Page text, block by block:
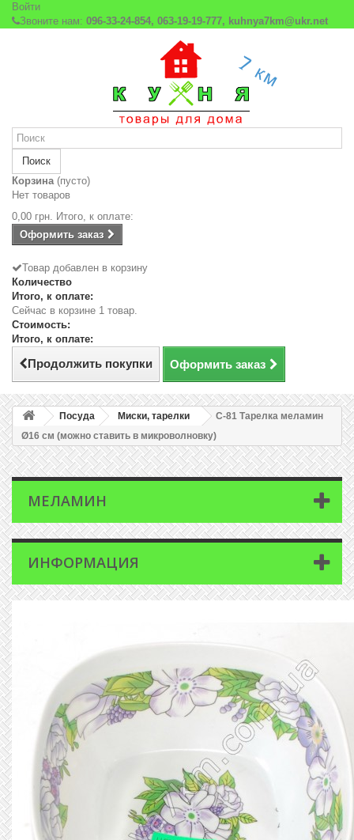
Войти
Звоните нам: 096-33-24-854, 063-19-19-777, kuhnya7km@ukr.net
Поиск
Корзина (пусто)
Нет товаров
0,00 грн. Итого, к оплате:
Оформить заказ
Товар добавлен в корзину
Количество
Итого, к оплате:
Сейчас в корзине 1 товар.
Стоимость:
Итого, к оплате:
Продолжить покупки Оформить заказ
Посуда Миски, тарелки
C-81 Тарелка меламин
Ø16 см (можно ставить в микроволновку)
МЕЛАМИН
ИНФОРМАЦИЯ